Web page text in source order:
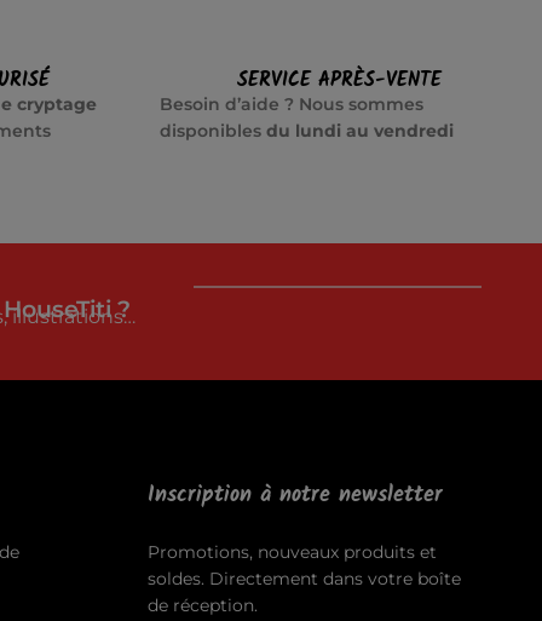
cryptage
SERVICE APRÈS-VENTE
Besoin d’aide ? Nous sommes
disponibles du lundi au vendredi
?
illustrations…
Inscription à notre newsletter
Promotions, nouveaux produits et
soldes. Directement dans votre boîte
de réception.